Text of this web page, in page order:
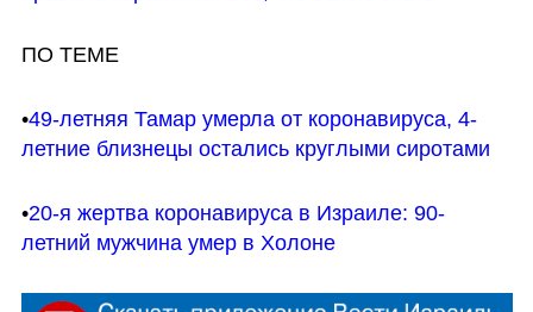
ПО ТЕМЕ
•49-летняя Тамар умерла от коронавируса, 4-
летние близнецы остались круглыми сиротами
•20-я жертва коронавируса в Израиле: 90-
летний мужчина умер в Холоне